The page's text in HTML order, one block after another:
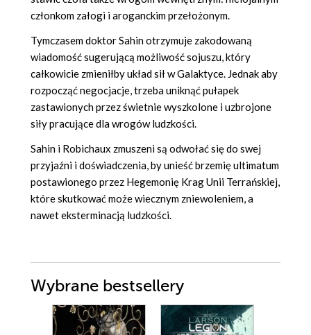
członkom załogi i aroganckim przełożonym.
Tymczasem doktor Sahin otrzymuje zakodowaną
wiadomość sugerującą możliwość sojuszu, który
całkowicie zmieniłby układ sił w Galaktyce. Jednak aby
rozpocząć negocjacje, trzeba uniknąć pułapek
zastawionych przez świetnie wyszkolone i uzbrojone
siły pracujące dla wrogów ludzkości.
Sahin i Robichaux zmuszeni są odwołać się do swej
przyjaźni i doświadczenia, by unieść brzemię ultimatum
postawionego przez Hegemonię Krag Unii Terrańskiej,
które skutkować może wiecznym zniewoleniem, a
nawet eksterminacją ludzkości.
Wybrane bestsellery